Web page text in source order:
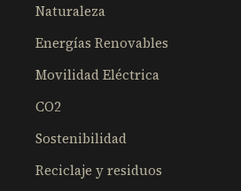
Naturaleza
Energías Renovables
Movilidad Eléctrica
CO2
Sostenibilidad
Reciclaje y residuos